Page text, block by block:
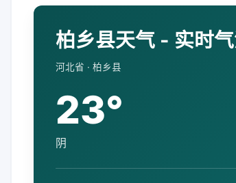
柏乡县天气 - 实时
河北省 · 柏乡县
23°
阴